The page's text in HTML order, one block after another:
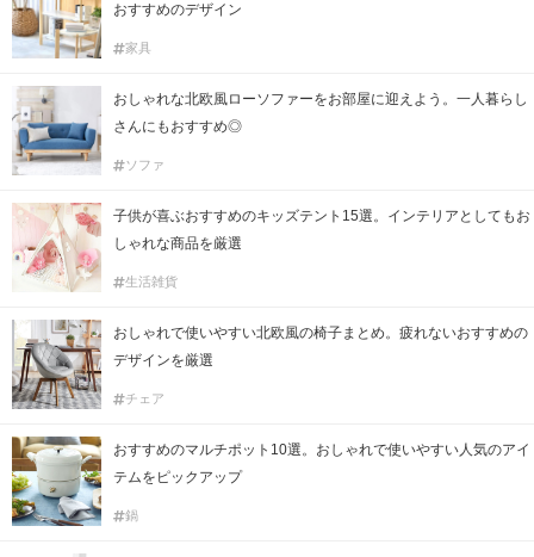
おすすめのデザイン
家具
おしゃれな北欧風ローソファーをお部屋に迎えよう。一人暮らし
さんにもおすすめ◎
ソファ
子供が喜ぶおすすめのキッズテント15選。インテリアとしてもお
しゃれな商品を厳選
生活雑貨
おしゃれで使いやすい北欧風の椅子まとめ。疲れないおすすめの
デザインを厳選
チェア
おすすめのマルチポット10選。おしゃれで使いやすい人気のアイ
テムをピックアップ
鍋